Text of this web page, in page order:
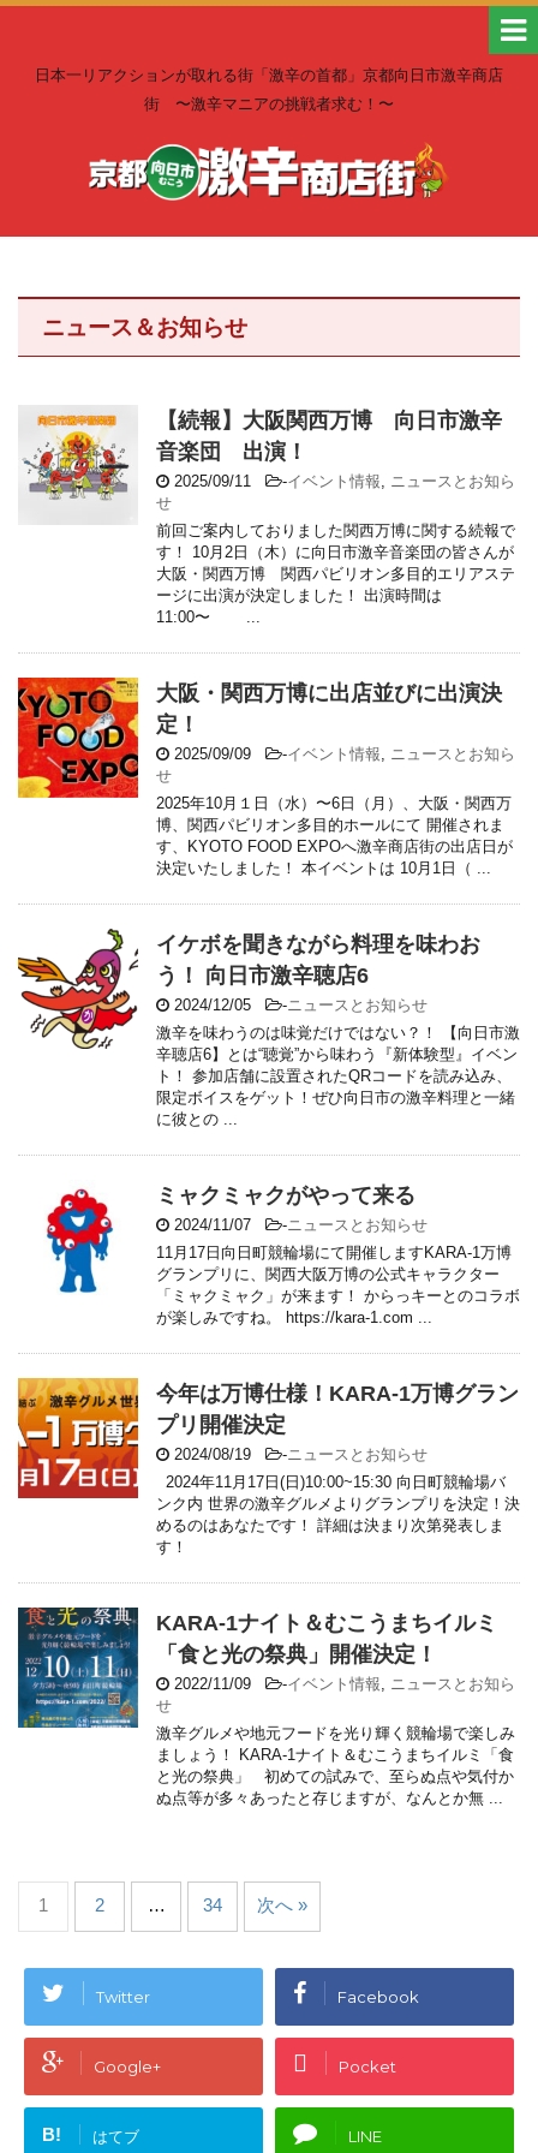
日本一リアクションが取れる街「激辛の首都」京都向日市激辛商店
街 〜激辛マニアの挑戦者求む！〜
ニュース＆お知らせ
【続報】大阪関西万博 向日市激辛
音楽団 出演！
2025/09/11 -イベント情報, ニュースとお知ら
せ
前回ご案内しておりました関西万博に関する続報で
す！ 10月2日（木）に向日市激辛音楽団の皆さんが
大阪・関西万博 関西パビリオン多目的エリアステ
ージに出演が決定しました！ 出演時間は
11:00〜 ...
大阪・関西万博に出店並びに出演決
定！
2025/09/09 -イベント情報, ニュースとお知ら
せ
2025年10月１日（水）〜6日（月）、大阪・関西万
博、関西パビリオン多目的ホールにて 開催されま
す、KYOTO FOOD EXPOへ激辛商店街の出店日が
決定いたしました！ 本イベントは 10月1日（ ...
イケボを聞きながら料理を味わお
う！ 向日市激辛聴店6
2024/12/05 -ニュースとお知らせ
激辛を味わうのは味覚だけではない？！ 【向日市激
辛聴店6】とは“聴覚”から味わう『新体験型』イベン
ト！ 参加店舗に設置されたQRコードを読み込み、
限定ボイスをゲット！ぜひ向日市の激辛料理と一緒
に彼との ...
ミャクミャクがやって来る
2024/11/07 -ニュースとお知らせ
11月17日向日町競輪場にて開催しますKARA-1万博
グランプリに、関西大阪万博の公式キャラクター
「ミャクミャク」が来ます！ からっキーとのコラボ
が楽しみですね。 https://kara-1.com ...
今年は万博仕様！KARA-1万博グラン
プリ開催決定
2024/08/19 -ニュースとお知らせ
2024年11月17日(日)10:00~15:30 向日町競輪場バ
ンク内 世界の激辛グルメよりグランプリを決定！決
めるのはあなたです！ 詳細は決まり次第発表しま
す！
KARA-1ナイト＆むこうまちイルミ
「食と光の祭典」開催決定！
2022/11/09 -イベント情報, ニュースとお知ら
せ
激辛グルメや地元フードを光り輝く競輪場で楽しみ
ましょう！ KARA-1ナイト＆むこうまちイルミ「食
と光の祭典」 初めての試みで、至らぬ点や気付か
ぬ点等が多々あったと存じますが、なんとか無 ...
1 2 … 34 次へ »
Twitter Facebook
Google+ Pocket
B! はてブ LINE